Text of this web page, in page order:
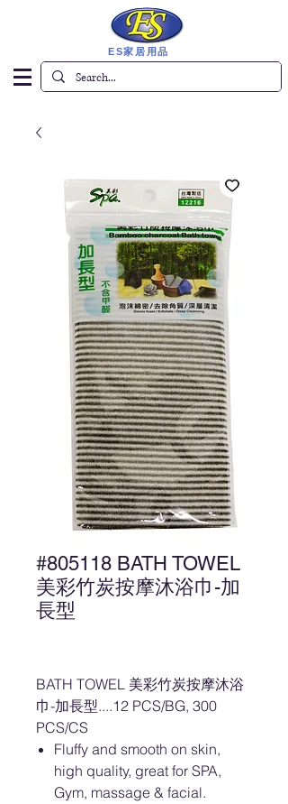
ES家居用品
#805118 BATH TOWEL
美彩竹炭按摩沐浴巾-加
長型
BATH TOWEL 美彩竹炭按摩沐浴
巾-加長型....12 PCS/BG, 300
PCS/CS
Fluffy and smooth on skin,
high quality, great for SPA,
Gym, massage & facial.